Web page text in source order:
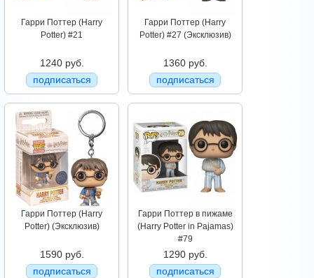
Гарри Поттер (Harry
Potter) #21
1240 руб.
подписаться
Гарри Поттер (Harry
Potter) #27 (Эксклюзив)
1360 руб.
подписаться
Гарри Поттер (Harry
Potter) (Эксклюзив)
1590 руб.
подписаться
Гарри Поттер в пижаме
(Harry Potter in Pajamas)
#79
1290 руб.
подписаться